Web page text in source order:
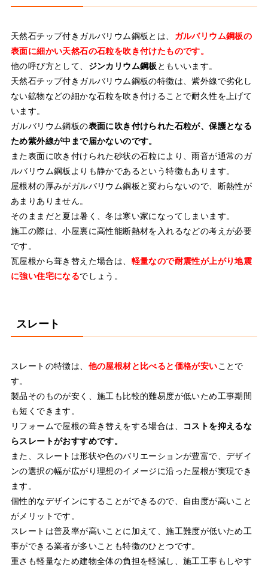
天然石チップ付きガルバリウム鋼板とは、 ガルバリウム鋼板の
表面に細かい天然石の石粒を吹き付けたものです。
他の呼び方として、 ジンカリウム鋼板 ともいいます。
天然石チップ付きガルバリウム鋼板の特徴は、紫外線で劣化し
ない鉱物などの細かな石粒を吹き付けることで耐久性を上げて
います。
ガルバリウム鋼板の表面に吹き付けられた石粒が、保護となる
ため紫外線が中まで届かないのです。
また表面に吹き付けられた砂状の石粒により、雨音が通常のガ
ルバリウム鋼板よりも静かであるという特徴もあります。
屋根材の厚みがガルバリウム鋼板と変わらないので、断熱性が
あまりありません。
そのままだと夏は暑く、冬は寒い家になってしまいます。
施工の際は、小屋裏に高性能断熱材を入れるなどの考えが必要
です。
瓦屋根から葺き替えた場合は、 軽量なので耐震性が上がり地震
に強い住宅になるでしょう。
スレート
スレートの特徴は、 他の屋根材と比べると価格が安いことで
す。
製品そのものが安く、施工も比較的難易度が低いため工事期間
も短くできます。
リフォームで屋根の葺き替えをする場合は、
コストを抑えるな
らスレートがおすすめです。
また、スレートは形状や色のバリエーションが豊富で、デザイ
ンの選択の幅が広がり理想のイメージに沿った屋根が実現でき
ます。
個性的なデザインにすることができるので、自由度が高いこと
がメリットです。
スレートは普及率が高いことに加えて、施工難度が低いため工
事ができる業者が多いことも特徴のひとつです。
重さも軽量なため建物全体の負担を軽減し、施工工事もしやす